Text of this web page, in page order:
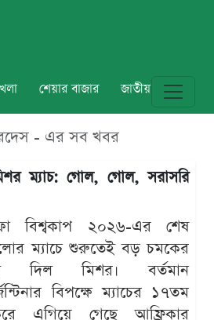
শেয়ার বাজার জাতীয় বিশ্ব
- এর সব খবর
ম্যাচ: গোল, গোল, সরাসরি
বিশ্বকাপ ২০২৬-এর শেষ
ম্যাচে শুরুতেই বড় চমকের
দিল মিশর। বর্তমান
বিপক্ষে ম্যাচের ১৭তম
এগিয়ে গেছে আফ্রিকার